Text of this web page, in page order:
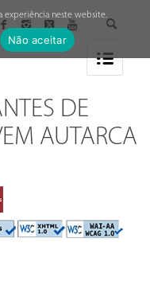
DE
AUTARCA
experiência neste website.
Não aceitar